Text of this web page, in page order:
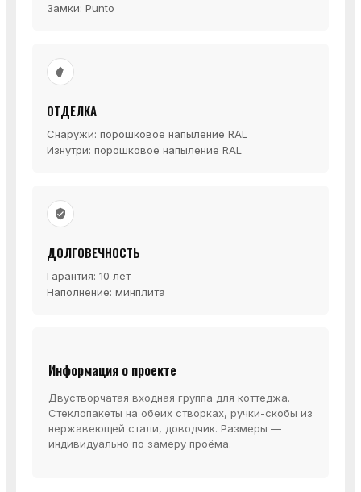
Замки: Punto
ОТДЕЛКА
Снаружи: порошковое напыление RAL
Изнутри: порошковое напыление RAL
ДОЛГОВЕЧНОСТЬ
Гарантия: 10 лет
Наполнение: минплита
Информация о проекте
Двустворчатая входная группа для коттеджа.
Стеклопакеты на обеих створках, ручки-скобы из
нержавеющей стали, доводчик. Размеры —
индивидуально по замеру проёма.